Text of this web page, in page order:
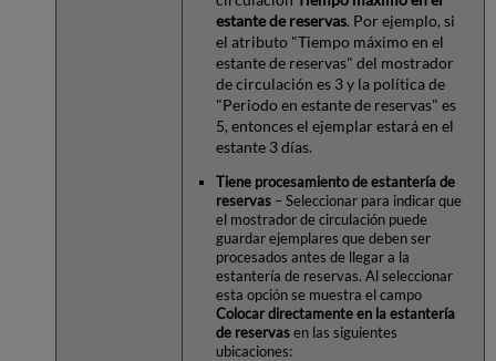
estante de reservas. Por ejemplo, si
el atributo "Tiempo máximo en el
estante de reservas" del mostrador
de circulación es 3 y la política de
"Periodo en estante de reservas" es
5, entonces el ejemplar estará en el
estante 3 días.
Tiene procesamiento de estantería de
reservas– Seleccionar para indicar que
el mostrador de circulación puede
guardar ejemplares que deben ser
procesados antes de llegar a la
estantería de reservas. Al seleccionar
esta opción se muestra el campo
Colocar directamente en la estantería
de reservasen las siguientes
ubicaciones: